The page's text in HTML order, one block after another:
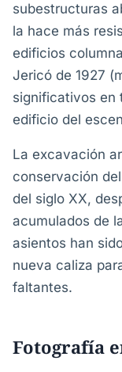
subestructuras
la hace más
edificios
Jericó de 1927
significativos en
edificio del
La excavación
conservación
del siglo XX,
acumulados de
asientos han
nueva caliza
faltantes.
Fotografía